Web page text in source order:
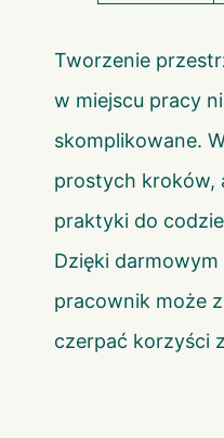
Tworzenie
w miejscu pracy
skomplikowane.
prostych kroków,
praktyki do
Dzięki
pracownik może
czerpać korzyści